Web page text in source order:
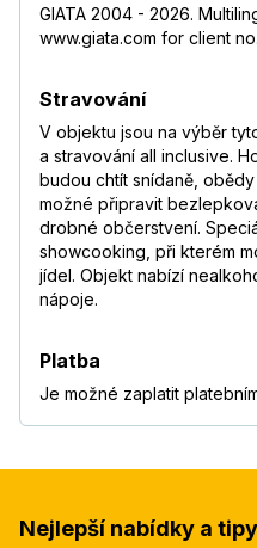
GIATA 2004 - 2026.
www.giata.com for client
Stravování
V objektu jsou na výběr
a stravování all inclusive.
budou chtít snídaně,
možné připravit
drobné občerstvení.
showcooking, při kterém
jídel. Objekt nabízí
nápoje.
Platba
Je možné zaplatit
Nejlepší nabídky a